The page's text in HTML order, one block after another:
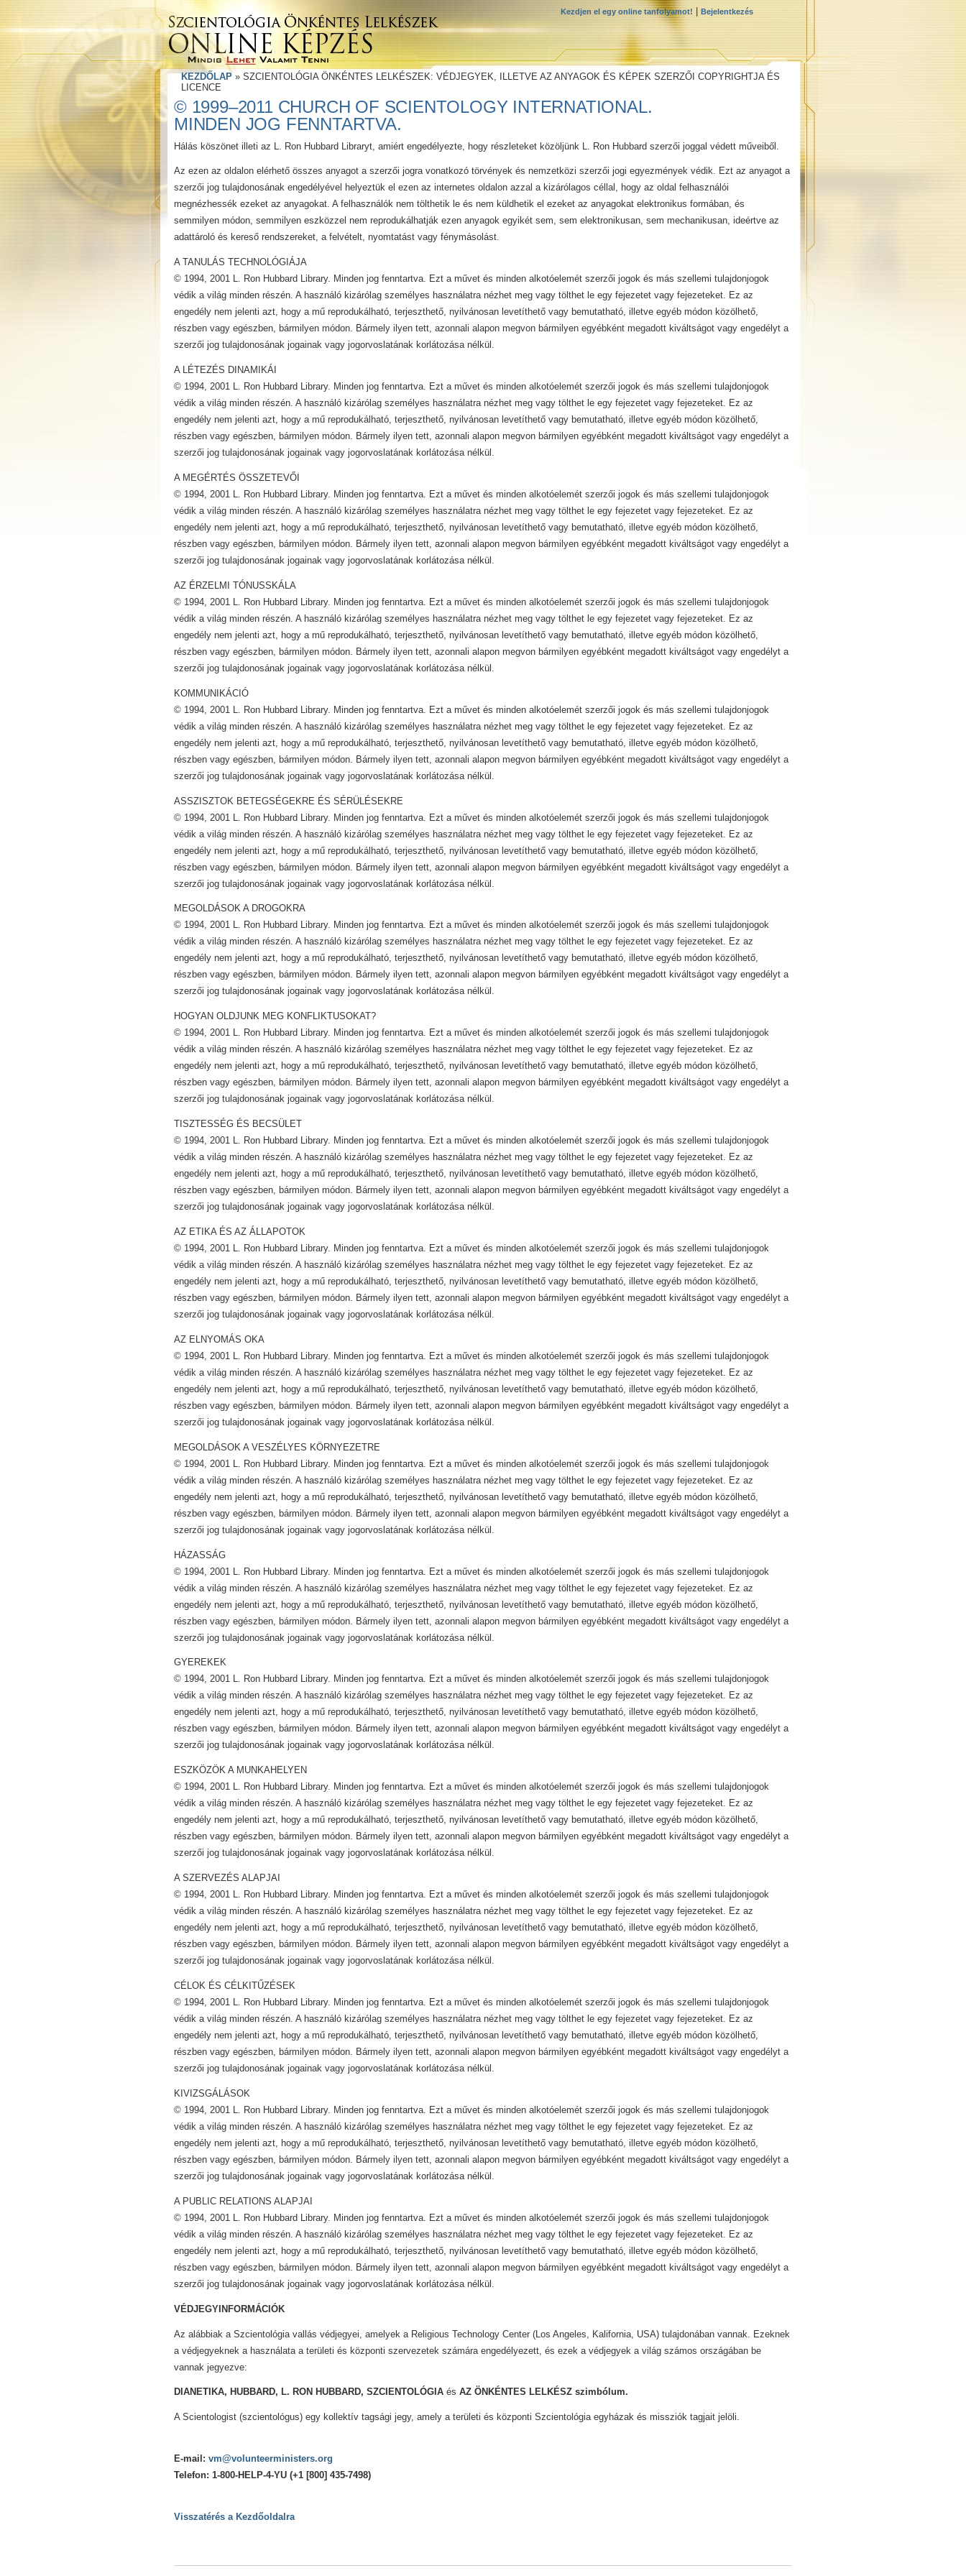
Kezdjen el egy online tanfolyamot! Bejelentkezés
KEZDŐLAP» SZCIENTOLÓGIA ÖNKÉNTES LELKÉSZEK: VÉDJEGYEK, ILLETVE AZ ANYAGOK ÉS KÉPEK SZERZŐI COPYRIGHTJA ÉS
LICENCE
© 1999–2011 CHURCH OF SCIENTOLOGY INTERNATIONAL.
MINDEN JOG FENNTARTVA.
Hálás köszönet illeti az L. Ron Hubbard Libraryt, amiért engedélyezte, hogy részleteket közöljünk L. Ron Hubbard szerzői joggal védett műveiből.
Az ezen az oldalon elérhető összes anyagot a szerzői jogra vonatkozó törvények és nemzetközi szerzői jogi egyezmények védik. Ezt az anyagot a
szerzői jog tulajdonosának engedélyével helyeztük el ezen az internetes oldalon azzal a kizárólagos céllal, hogy az oldal felhasználói
megnézhessék ezeket az anyagokat. A felhasználók nem tölthetik le és nem küldhetik el ezeket az anyagokat elektronikus formában, és
semmilyen módon, semmilyen eszközzel nem reprodukálhatják ezen anyagok egyikét sem, sem elektronikusan, sem mechanikusan, ideértve az
adattároló és kereső rendszereket, a felvételt, nyomtatást vagy fénymásolást.
A TANULÁS TECHNOLÓGIÁJA
© 1994, 2001 L. Ron Hubbard Library. Minden jog fenntartva. Ezt a művet és minden alkotóelemét szerzői jogok és más szellemi tulajdonjogok
védik a világ minden részén. A használó kizárólag személyes használatra nézhet meg vagy tölthet le egy fejezetet vagy fejezeteket. Ez az
engedély nem jelenti azt, hogy a mű reprodukálható, terjeszthető, nyilvánosan levetíthető vagy bemutatható, illetve egyéb módon közölhető,
részben vagy egészben, bármilyen módon. Bármely ilyen tett, azonnali alapon megvon bármilyen egyébként megadott kiváltságot vagy engedélyt a
szerzői jog tulajdonosának jogainak vagy jogorvoslatának korlátozása nélkül.
A LÉTEZÉS DINAMIKÁI
© 1994, 2001 L. Ron Hubbard Library. Minden jog fenntartva. Ezt a művet és minden alkotóelemét szerzői jogok és más szellemi tulajdonjogok
védik a világ minden részén. A használó kizárólag személyes használatra nézhet meg vagy tölthet le egy fejezetet vagy fejezeteket. Ez az
engedély nem jelenti azt, hogy a mű reprodukálható, terjeszthető, nyilvánosan levetíthető vagy bemutatható, illetve egyéb módon közölhető,
részben vagy egészben, bármilyen módon. Bármely ilyen tett, azonnali alapon megvon bármilyen egyébként megadott kiváltságot vagy engedélyt a
szerzői jog tulajdonosának jogainak vagy jogorvoslatának korlátozása nélkül.
A MEGÉRTÉS ÖSSZETEVŐI
© 1994, 2001 L. Ron Hubbard Library. Minden jog fenntartva. Ezt a művet és minden alkotóelemét szerzői jogok és más szellemi tulajdonjogok
védik a világ minden részén. A használó kizárólag személyes használatra nézhet meg vagy tölthet le egy fejezetet vagy fejezeteket. Ez az
engedély nem jelenti azt, hogy a mű reprodukálható, terjeszthető, nyilvánosan levetíthető vagy bemutatható, illetve egyéb módon közölhető,
részben vagy egészben, bármilyen módon. Bármely ilyen tett, azonnali alapon megvon bármilyen egyébként megadott kiváltságot vagy engedélyt a
szerzői jog tulajdonosának jogainak vagy jogorvoslatának korlátozása nélkül.
AZ ÉRZELMI TÓNUSSKÁLA
© 1994, 2001 L. Ron Hubbard Library. Minden jog fenntartva. Ezt a művet és minden alkotóelemét szerzői jogok és más szellemi tulajdonjogok
védik a világ minden részén. A használó kizárólag személyes használatra nézhet meg vagy tölthet le egy fejezetet vagy fejezeteket. Ez az
engedély nem jelenti azt, hogy a mű reprodukálható, terjeszthető, nyilvánosan levetíthető vagy bemutatható, illetve egyéb módon közölhető,
részben vagy egészben, bármilyen módon. Bármely ilyen tett, azonnali alapon megvon bármilyen egyébként megadott kiváltságot vagy engedélyt a
szerzői jog tulajdonosának jogainak vagy jogorvoslatának korlátozása nélkül.
KOMMUNIKÁCIÓ
© 1994, 2001 L. Ron Hubbard Library. Minden jog fenntartva. Ezt a művet és minden alkotóelemét szerzői jogok és más szellemi tulajdonjogok
védik a világ minden részén. A használó kizárólag személyes használatra nézhet meg vagy tölthet le egy fejezetet vagy fejezeteket. Ez az
engedély nem jelenti azt, hogy a mű reprodukálható, terjeszthető, nyilvánosan levetíthető vagy bemutatható, illetve egyéb módon közölhető,
részben vagy egészben, bármilyen módon. Bármely ilyen tett, azonnali alapon megvon bármilyen egyébként megadott kiváltságot vagy engedélyt a
szerzői jog tulajdonosának jogainak vagy jogorvoslatának korlátozása nélkül.
ASSZISZTOK BETEGSÉGEKRE ÉS SÉRÜLÉSEKRE
© 1994, 2001 L. Ron Hubbard Library. Minden jog fenntartva. Ezt a művet és minden alkotóelemét szerzői jogok és más szellemi tulajdonjogok
védik a világ minden részén. A használó kizárólag személyes használatra nézhet meg vagy tölthet le egy fejezetet vagy fejezeteket. Ez az
engedély nem jelenti azt, hogy a mű reprodukálható, terjeszthető, nyilvánosan levetíthető vagy bemutatható, illetve egyéb módon közölhető,
részben vagy egészben, bármilyen módon. Bármely ilyen tett, azonnali alapon megvon bármilyen egyébként megadott kiváltságot vagy engedélyt a
szerzői jog tulajdonosának jogainak vagy jogorvoslatának korlátozása nélkül.
MEGOLDÁSOK A DROGOKRA
© 1994, 2001 L. Ron Hubbard Library. Minden jog fenntartva. Ezt a művet és minden alkotóelemét szerzői jogok és más szellemi tulajdonjogok
védik a világ minden részén. A használó kizárólag személyes használatra nézhet meg vagy tölthet le egy fejezetet vagy fejezeteket. Ez az
engedély nem jelenti azt, hogy a mű reprodukálható, terjeszthető, nyilvánosan levetíthető vagy bemutatható, illetve egyéb módon közölhető,
részben vagy egészben, bármilyen módon. Bármely ilyen tett, azonnali alapon megvon bármilyen egyébként megadott kiváltságot vagy engedélyt a
szerzői jog tulajdonosának jogainak vagy jogorvoslatának korlátozása nélkül.
HOGYAN OLDJUNK MEG KONFLIKTUSOKAT?
© 1994, 2001 L. Ron Hubbard Library. Minden jog fenntartva. Ezt a művet és minden alkotóelemét szerzői jogok és más szellemi tulajdonjogok
védik a világ minden részén. A használó kizárólag személyes használatra nézhet meg vagy tölthet le egy fejezetet vagy fejezeteket. Ez az
engedély nem jelenti azt, hogy a mű reprodukálható, terjeszthető, nyilvánosan levetíthető vagy bemutatható, illetve egyéb módon közölhető,
részben vagy egészben, bármilyen módon. Bármely ilyen tett, azonnali alapon megvon bármilyen egyébként megadott kiváltságot vagy engedélyt a
szerzői jog tulajdonosának jogainak vagy jogorvoslatának korlátozása nélkül.
TISZTESSÉG ÉS BECSÜLET
© 1994, 2001 L. Ron Hubbard Library. Minden jog fenntartva. Ezt a művet és minden alkotóelemét szerzői jogok és más szellemi tulajdonjogok
védik a világ minden részén. A használó kizárólag személyes használatra nézhet meg vagy tölthet le egy fejezetet vagy fejezeteket. Ez az
engedély nem jelenti azt, hogy a mű reprodukálható, terjeszthető, nyilvánosan levetíthető vagy bemutatható, illetve egyéb módon közölhető,
részben vagy egészben, bármilyen módon. Bármely ilyen tett, azonnali alapon megvon bármilyen egyébként megadott kiváltságot vagy engedélyt a
szerzői jog tulajdonosának jogainak vagy jogorvoslatának korlátozása nélkül.
AZ ETIKA ÉS AZ ÁLLAPOTOK
© 1994, 2001 L. Ron Hubbard Library. Minden jog fenntartva. Ezt a művet és minden alkotóelemét szerzői jogok és más szellemi tulajdonjogok
védik a világ minden részén. A használó kizárólag személyes használatra nézhet meg vagy tölthet le egy fejezetet vagy fejezeteket. Ez az
engedély nem jelenti azt, hogy a mű reprodukálható, terjeszthető, nyilvánosan levetíthető vagy bemutatható, illetve egyéb módon közölhető,
részben vagy egészben, bármilyen módon. Bármely ilyen tett, azonnali alapon megvon bármilyen egyébként megadott kiváltságot vagy engedélyt a
szerzői jog tulajdonosának jogainak vagy jogorvoslatának korlátozása nélkül.
AZ ELNYOMÁS OKA
© 1994, 2001 L. Ron Hubbard Library. Minden jog fenntartva. Ezt a művet és minden alkotóelemét szerzői jogok és más szellemi tulajdonjogok
védik a világ minden részén. A használó kizárólag személyes használatra nézhet meg vagy tölthet le egy fejezetet vagy fejezeteket. Ez az
engedély nem jelenti azt, hogy a mű reprodukálható, terjeszthető, nyilvánosan levetíthető vagy bemutatható, illetve egyéb módon közölhető,
részben vagy egészben, bármilyen módon. Bármely ilyen tett, azonnali alapon megvon bármilyen egyébként megadott kiváltságot vagy engedélyt a
szerzői jog tulajdonosának jogainak vagy jogorvoslatának korlátozása nélkül.
MEGOLDÁSOK A VESZÉLYES KÖRNYEZETRE
© 1994, 2001 L. Ron Hubbard Library. Minden jog fenntartva. Ezt a művet és minden alkotóelemét szerzői jogok és más szellemi tulajdonjogok
védik a világ minden részén. A használó kizárólag személyes használatra nézhet meg vagy tölthet le egy fejezetet vagy fejezeteket. Ez az
engedély nem jelenti azt, hogy a mű reprodukálható, terjeszthető, nyilvánosan levetíthető vagy bemutatható, illetve egyéb módon közölhető,
részben vagy egészben, bármilyen módon. Bármely ilyen tett, azonnali alapon megvon bármilyen egyébként megadott kiváltságot vagy engedélyt a
szerzői jog tulajdonosának jogainak vagy jogorvoslatának korlátozása nélkül.
HÁZASSÁG
© 1994, 2001 L. Ron Hubbard Library. Minden jog fenntartva. Ezt a művet és minden alkotóelemét szerzői jogok és más szellemi tulajdonjogok
védik a világ minden részén. A használó kizárólag személyes használatra nézhet meg vagy tölthet le egy fejezetet vagy fejezeteket. Ez az
engedély nem jelenti azt, hogy a mű reprodukálható, terjeszthető, nyilvánosan levetíthető vagy bemutatható, illetve egyéb módon közölhető,
részben vagy egészben, bármilyen módon. Bármely ilyen tett, azonnali alapon megvon bármilyen egyébként megadott kiváltságot vagy engedélyt a
szerzői jog tulajdonosának jogainak vagy jogorvoslatának korlátozása nélkül.
GYEREKEK
© 1994, 2001 L. Ron Hubbard Library. Minden jog fenntartva. Ezt a művet és minden alkotóelemét szerzői jogok és más szellemi tulajdonjogok
védik a világ minden részén. A használó kizárólag személyes használatra nézhet meg vagy tölthet le egy fejezetet vagy fejezeteket. Ez az
engedély nem jelenti azt, hogy a mű reprodukálható, terjeszthető, nyilvánosan levetíthető vagy bemutatható, illetve egyéb módon közölhető,
részben vagy egészben, bármilyen módon. Bármely ilyen tett, azonnali alapon megvon bármilyen egyébként megadott kiváltságot vagy engedélyt a
szerzői jog tulajdonosának jogainak vagy jogorvoslatának korlátozása nélkül.
ESZKÖZÖK A MUNKAHELYEN
© 1994, 2001 L. Ron Hubbard Library. Minden jog fenntartva. Ezt a művet és minden alkotóelemét szerzői jogok és más szellemi tulajdonjogok
védik a világ minden részén. A használó kizárólag személyes használatra nézhet meg vagy tölthet le egy fejezetet vagy fejezeteket. Ez az
engedély nem jelenti azt, hogy a mű reprodukálható, terjeszthető, nyilvánosan levetíthető vagy bemutatható, illetve egyéb módon közölhető,
részben vagy egészben, bármilyen módon. Bármely ilyen tett, azonnali alapon megvon bármilyen egyébként megadott kiváltságot vagy engedélyt a
szerzői jog tulajdonosának jogainak vagy jogorvoslatának korlátozása nélkül.
A SZERVEZÉS ALAPJAI
© 1994, 2001 L. Ron Hubbard Library. Minden jog fenntartva. Ezt a művet és minden alkotóelemét szerzői jogok és más szellemi tulajdonjogok
védik a világ minden részén. A használó kizárólag személyes használatra nézhet meg vagy tölthet le egy fejezetet vagy fejezeteket. Ez az
engedély nem jelenti azt, hogy a mű reprodukálható, terjeszthető, nyilvánosan levetíthető vagy bemutatható, illetve egyéb módon közölhető,
részben vagy egészben, bármilyen módon. Bármely ilyen tett, azonnali alapon megvon bármilyen egyébként megadott kiváltságot vagy engedélyt a
szerzői jog tulajdonosának jogainak vagy jogorvoslatának korlátozása nélkül.
CÉLOK ÉS CÉLKITŰZÉSEK
© 1994, 2001 L. Ron Hubbard Library. Minden jog fenntartva. Ezt a művet és minden alkotóelemét szerzői jogok és más szellemi tulajdonjogok
védik a világ minden részén. A használó kizárólag személyes használatra nézhet meg vagy tölthet le egy fejezetet vagy fejezeteket. Ez az
engedély nem jelenti azt, hogy a mű reprodukálható, terjeszthető, nyilvánosan levetíthető vagy bemutatható, illetve egyéb módon közölhető,
részben vagy egészben, bármilyen módon. Bármely ilyen tett, azonnali alapon megvon bármilyen egyébként megadott kiváltságot vagy engedélyt a
szerzői jog tulajdonosának jogainak vagy jogorvoslatának korlátozása nélkül.
KIVIZSGÁLÁSOK
© 1994, 2001 L. Ron Hubbard Library. Minden jog fenntartva. Ezt a művet és minden alkotóelemét szerzői jogok és más szellemi tulajdonjogok
védik a világ minden részén. A használó kizárólag személyes használatra nézhet meg vagy tölthet le egy fejezetet vagy fejezeteket. Ez az
engedély nem jelenti azt, hogy a mű reprodukálható, terjeszthető, nyilvánosan levetíthető vagy bemutatható, illetve egyéb módon közölhető,
részben vagy egészben, bármilyen módon. Bármely ilyen tett, azonnali alapon megvon bármilyen egyébként megadott kiváltságot vagy engedélyt a
szerzői jog tulajdonosának jogainak vagy jogorvoslatának korlátozása nélkül.
A PUBLIC RELATIONS ALAPJAI
© 1994, 2001 L. Ron Hubbard Library. Minden jog fenntartva. Ezt a művet és minden alkotóelemét szerzői jogok és más szellemi tulajdonjogok
védik a világ minden részén. A használó kizárólag személyes használatra nézhet meg vagy tölthet le egy fejezetet vagy fejezeteket. Ez az
engedély nem jelenti azt, hogy a mű reprodukálható, terjeszthető, nyilvánosan levetíthető vagy bemutatható, illetve egyéb módon közölhető,
részben vagy egészben, bármilyen módon. Bármely ilyen tett, azonnali alapon megvon bármilyen egyébként megadott kiváltságot vagy engedélyt a
szerzői jog tulajdonosának jogainak vagy jogorvoslatának korlátozása nélkül.
VÉDJEGYINFORMÁCIÓK
Az alábbiak a Szcientológia vallás védjegyei, amelyek a Religious Technology Center (Los Angeles, Kalifornia, USA) tulajdonában vannak. Ezeknek
a védjegyeknek a használata a területi és központi szervezetek számára engedélyezett, és ezek a védjegyek a világ számos országában be
vannak jegyezve:
DIANETIKA, HUBBARD, L. RON HUBBARD, SZCIENTOLÓGIA és AZ ÖNKÉNTES LELKÉSZ szimbólum.
A Scientologist (szcientológus) egy kollektív tagsági jegy, amely a területi és központi Szcientológia egyházak és missziók tagjait jelöli.
E-mail: vm@volunteerministers.org
Telefon: 1-800-HELP-4-YU (+1 [800] 435-7498)
Visszatérés a Kezdőoldalra